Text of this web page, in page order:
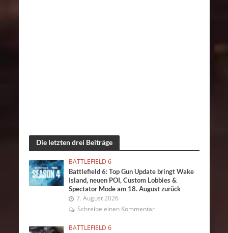
Die letzten drei Beiträge
BATTLEFIELD 6
Battlefield 6: Top Gun Update bringt Wake
Island, neuen POI, Custom Lobbies &
Spectator Mode am 18. August zurück
7. August 2026
Schreibe einen Kommentar
BATTLEFIELD 6